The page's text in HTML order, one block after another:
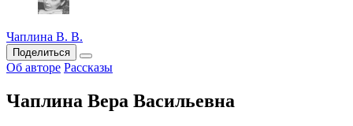
Чаплина В. В.
Поделиться
Об авторе Рассказы
Чаплина Вера Васильевна